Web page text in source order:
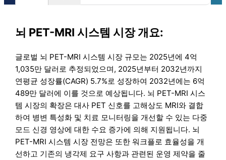
뇌 PET-MRI 시스템 시장개요:
글로벌 뇌 PET-MRI 시스템 시장 규모는 2025년에 4억
1,035만 달러로 추정되었으며, 2025년부터 2032년까지
연평균 성장률(CAGR) 5.7%로 성장하여 2032년에는 6억
489만 달러에 이를 것으로 예상됩니다. 뇌 PET-MRI 시스
템 시장의 확장은 대사 PET 신호를 고해상도 MRI와 결합
하여 병변 특성화 및 치료 모니터링을 개선할 수 있는 다중
모드 신경 영상에 대한 수요 증가에 의해 지원됩니다. 뇌
PET-MRI 시스템 시장 전망은 또한 워크플로 효율성을 개
선하고 기존의 냉각제 요구 사항과 관련된 운영 제약을 줄